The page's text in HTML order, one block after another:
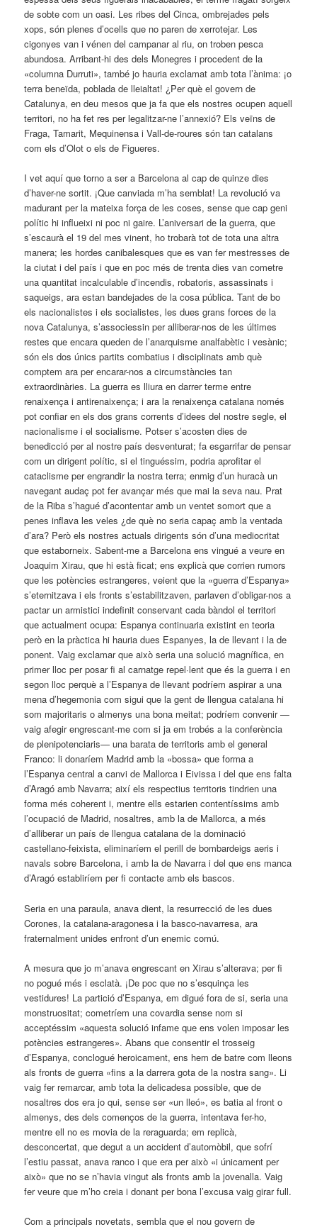
de sobte com un oasi. Les ribes del Cinca, ombrejades pels
xops, són plenes d’ocells que no paren de xerrotejar. Les
cigonyes van i vénen del campanar al riu, on troben pesca
abundosa. Arribant-hi des dels Monegres i procedent de la
«columna Durruti», també jo hauria exclamat amb tota l’ànima: ¡o
terra beneïda, poblada de lleialtat! ¿Per què el govern de
Catalunya, en deu mesos que ja fa que els nostres ocupen aquell
territori, no ha fet res per legalitzar-ne l’annexió? Els veïns de
Fraga, Tamarit, Mequinensa i Vall-de-roures són tan catalans
com els d’Olot o els de Figueres.
I vet aquí que torno a ser a Barcelona al cap de quinze dies
d’haver-ne sortit. ¡Que canviada m’ha semblat! La revolució va
madurant per la mateixa força de les coses, sense que cap geni
polític hi influeixi ni poc ni gaire. L’aniversari de la guerra, que
s’escaurà el 19 del mes vinent, ho trobarà tot de tota una altra
manera; les hordes canibalesques que es van fer mestresses de
la ciutat i del país i que en poc més de trenta dies van cometre
una quantitat incalculable d’incendis, robatoris, assassinats i
saqueigs, ara estan bandejades de la cosa pública. Tant de bo
els nacionalistes i els socialistes, les dues grans forces de la
nova Catalunya, s’associessin per alliberar-nos de les últimes
restes que encara queden de l’anarquisme analfabètic i vesànic;
són els dos únics partits combatius i disciplinats amb què
comptem ara per encarar-nos a circumstàncies tan
extraordinàries. La guerra es lliura en darrer terme entre
renaixença i antirenaixença; i ara la renaixença catalana només
pot confiar en els dos grans cor­rents d’idees del nostre segle, el
nacionalisme i el socialisme. Potser s’acosten dies de
benedicció per al nostre país desventurat; fa esgarrifar de pensar
com un dirigent polític, si el tinguéssim, podria aprofitar el
cataclisme per engrandir la nostra terra; enmig d’un huracà un
navegant audaç pot fer avançar més que mai la seva nau. Prat
de la Riba s’hagué d’acontentar amb un ventet somort que a
penes inflava les veles ¿de què no seria capaç amb la ventada
d’ara? Però els nostres actuals dirigents són d’una mediocritat
que estaborneix. Sabent-me a Barcelona ens vingué a veure en
Joaquim Xirau, que hi està ficat; ens explicà que corrien rumors
que les potències estrangeres, veient que la «guerra d’Espanya»
s’eternitzava i els fronts s’estabilitzaven, parlaven d’obligar-nos a
pactar un armistici indefinit conservant cada bàndol el territori
que actualment ocupa: Espanya continuaria existint en teoria
però en la pràctica hi hauria dues Espanyes, la de llevant i la de
ponent. Vaig exclamar que això seria una solució mag­nífica, en
primer lloc per posar fi al carnatge repel·lent que és la guerra i en
segon lloc perquè a l’Espanya de llevant podríem aspirar a una
mena d’hegemonia com sigui que la gent de llengua catalana hi
som majoritaris o almenys una bona meitat; podríem convenir —
vaig afegir engrescant-me com si ja em trobés a la conferència
de plenipotenciaris— una barata de territoris amb el general
Franco: li donaríem Madrid amb la «bossa» que forma a
l’Espanya central a canvi de Mallorca i Eivissa i del que ens falta
d’Aragó amb Navarra; així els respectius territoris tindrien una
forma més coherent i, mentre ells estarien contentíssims amb
l’ocupació de Madrid, nosaltres, amb la de Mallorca, a més
d’alliberar un país de llengua catalana de la dominació
castellano-feixista, eliminaríem el perill de bombardeigs aeris i
navals sobre Barcelona, i amb la de Navarra i del que ens manca
d’Aragó establiríem per fi contacte amb els bascos.
Seria en una paraula, anava dient, la resurrecció de les dues
Corones, la catalana-aragonesa i la basco-navarresa, ara
fraternalment unides enfront d’un enemic comú.
A mesura que jo m’anava engrescant en Xirau s’alterava; per fi
no pogué més i esclatà. ¡De poc que no s’esquinça les
vestidures! La partició d’Espanya, em digué fora de si, seria una
monstruositat; cometríem una covardia sense nom si
acceptéssim «aquesta solució infame que ens volen imposar les
potències estrangeres». Abans que consentir el trosseig
d’Espanya, conclogué heroicament, ens hem de batre com lleons
als fronts de guerra «fins a la dar­rera gota de la nostra sang». Li
vaig fer remarcar, amb tota la delicadesa possible, que de
nosaltres dos era jo qui, sense ser «un lleó», es batia al front o
almenys, des dels començos de la guerra, intentava fer-ho,
mentre ell no es movia de la reraguarda; em replicà,
desconcertat, que degut a un accident d’automòbil, que sofrí
l’estiu passat, anava ranco i que era per això «i únicament per
això» que no se n’havia vingut als fronts amb la jovenalla. Vaig
fer veure que m’ho creia i donant per bona l’excusa vaig girar full.
Com a principals novetats, sembla que el nou govern de